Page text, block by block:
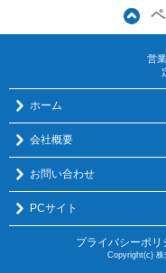
営
ホーム
会社概要
お問い合わせ
PCサイト
プライバシーポリ
Copyright(c) 株